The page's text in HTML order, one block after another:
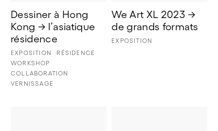
Dessiner à Hong
Kong → l’asiatique
résidence
EXPOSITION
RÉSIDENCE
WORKSHOP
COLLABORATION
VERNISSAGE
We Art XL 2023 →
de grands formats
EXPOSITION